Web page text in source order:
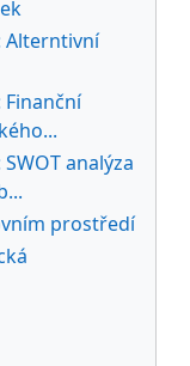
Alterntivní
analýza
prostředí